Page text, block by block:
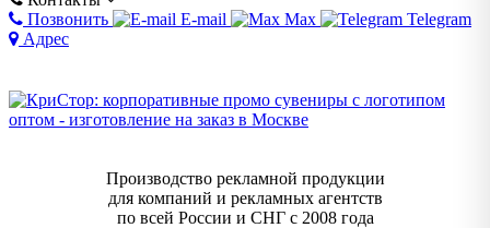
Позвонить
E-mail Max
Telegram
Адрес
Производство рекламной продукции
для компаний и рекламных агентств
по всей России и СНГ с 2008 года